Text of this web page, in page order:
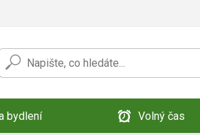
bydlení Volný čas